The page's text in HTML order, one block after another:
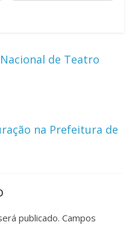
de Teatro
na Prefeitura de
publicado. Campos